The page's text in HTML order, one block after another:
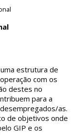
estrutura de
com os
destes no
para a
as.
de objetivos onde
GIP e os